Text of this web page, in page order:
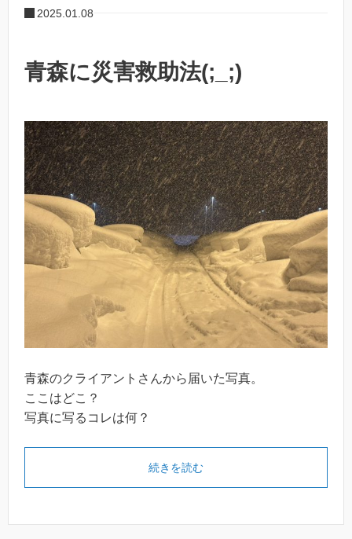
2025.01.08
青森に災害救助法(;_;)
青森のクライアントさんから届いた写真。
ここはどこ？
写真に写るコレは何？
続きを読む